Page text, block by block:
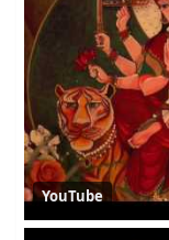
YouTube